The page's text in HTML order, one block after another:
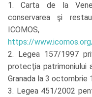
1. Carta de la
conservarea şi
ICOMOS,
https://
2. Legea 157/1997
protecţia patrimoniului
Granada la 3 octombrie
3. Legea 451/2002